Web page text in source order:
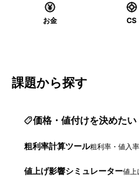
お金 CS
課題から探す
価格・値付けを決めたい
粗利率計算ツール粗利率・値入
値上げ影響シミュレーター